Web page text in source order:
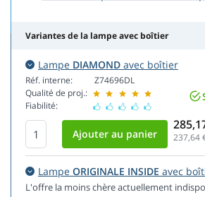
Variantes de la lampe avec boîtier
Lampe DIAMOND avec boîtier
Réf. interne:
Qualité de proj.:
Fiabilité:
Z74696DL
237,64
Lampe ORIGINALE INSIDE avec
L'offre la moins chère actuellement